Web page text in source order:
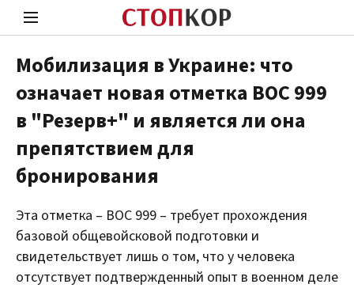
Стоп Политической Коррупции
Политика
Мобилизация в Украине: что
означает новая отметка ВОС 999
в "Резерв+" и является ли она
препятствием для
бронирования
Эта отметка – ВОС 999 – требует прохождения
базовой общевойсковой подготовки и
свидетельствует лишь о том, что у человека
отсутствует подтвержденный опыт в военном деле